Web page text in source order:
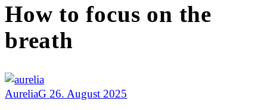
How to focus on the
breath
AureliaG26. August 2025